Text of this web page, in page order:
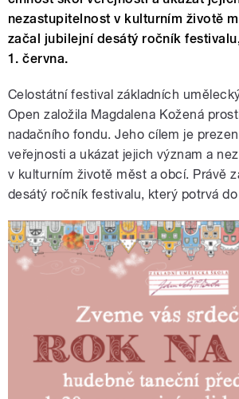
nezastupitelnost v kulturním životě
začal jubilejní desátý ročník
1. června.
Celostátní festival základních
Open založila Magdalena Kožená
nadačního fondu. Jeho cílem je
veřejnosti a ukázat jejich význam a
v kulturním životě měst a obcí. Právě
desátý ročník festivalu, který potrvá